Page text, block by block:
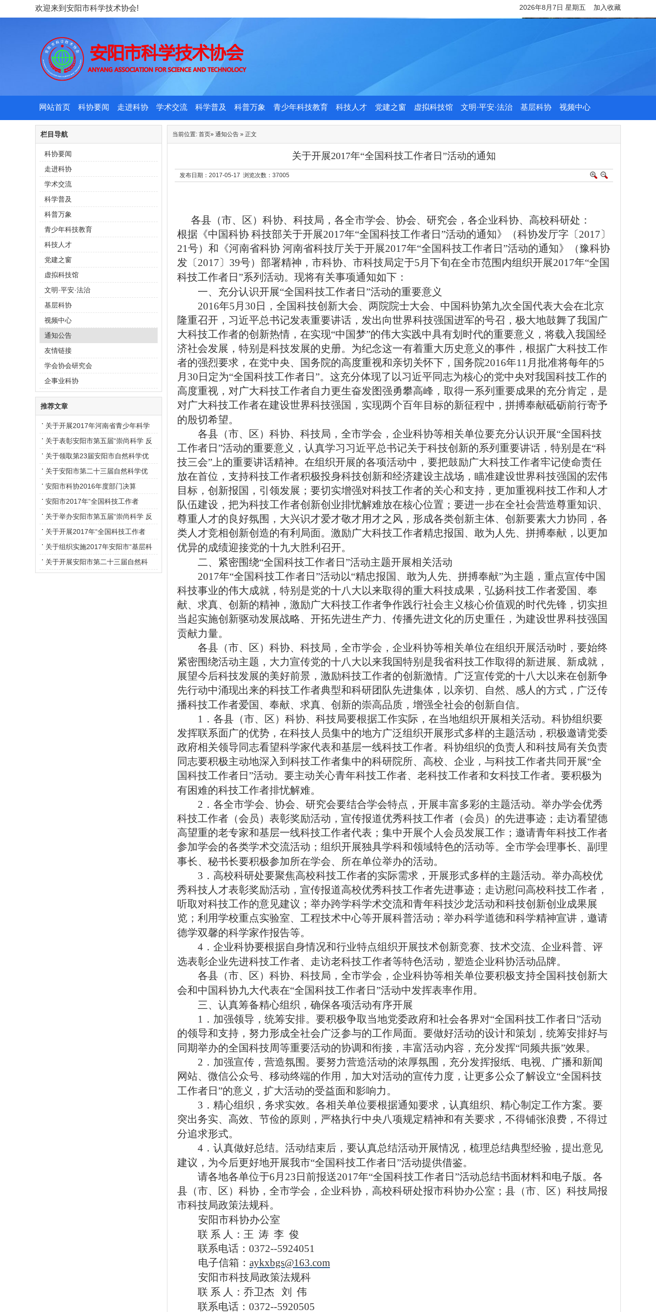
2026年8月7日 星期五 加入收藏
欢迎来到安阳市科学技术协会!
网站首页 科协要闻 走进科协 学术交流 科学普及 科普万象 青少年科技教育 科技人才 党建之窗 虚拟科技馆 文明·平安·法治 基层科协 视频中心
栏目导航
科协要闻
走进科协
学术交流
科学普及
科普万象
青少年科技教育
科技人才
党建之窗
虚拟科技馆
文明·平安·法治
基层科协
视频中心
通知公告
友情链接
学会协会研究会
企事业科协
推荐文章
关于开展2017年河南省青少年科学
素质知识竞赛的通知
关于表彰安阳市第五届“崇尚科学 反
对邪教 净化校园构建和谐”书画大赛
获奖单位和个人的 决 定
关于领取第23届安阳市自然科学优
秀学术论文获奖证书的通知
关于安阳市第二十三届自然科学优
秀学术论文评审结果的通知
安阳市科协2016年度部门决算
安阳市2017年“全国科技工作者
日”活动方案
关于举办安阳市第五届“崇尚科学 反
对邪教净化校园 构建和谐”书画作品
征集评选活动的通知
关于开展2017年“全国科技工作者
日”活动的通知
关于组织实施2017年安阳市“基层科
普行动计划”的通知
关于开展安阳市第二十三届自然科
当前位置: 首页» 通知公告 » 正文
关于开展2017年“全国科技工作者日”活动的通知
发布日期：2017-05-17 浏览次数： 37005
各县（市、区）科协、科技局，各全市学会、协会、研究会，各企业科协、高校科研处 ：
根据《中国科协 科技部关于开展2017年“全国科技工作者日”活动的通知》（科协发厅字〔2017〕
21号） 和 《河南省科协 河南省科技厅关于开展2017年“全国科技工作者日”活动的通知》（豫科协
发〔2017〕 39号）部署精神， 市科协、 市科技局定于5月下旬在全市范围内组织开展2017年“全国
科技工作者日”系列活动。现将有关事项通知如下：
一、充分认识开展“全国科技工作者日”活动的重要意义
2016年5月30日，全国科技创新大会、两院院士大会、中国科协第九次全国代表大会在北京
隆重召开，习近平总书记发表重要讲话，发出向世界科技强国进军的号召，极大地鼓舞了我国广
大科技工作者的创新热情，在实现“中国梦”的伟大实践中具有划时代的重要意义，将载入我国经
济社会发展，特别是科技发展的史册。为纪念这一有着重大历史意义的事件，根据广大科技工作
者的强烈要求，在党中央、国务院的高度重视和亲切关怀下，国务院2016年11月批准将每年的5
月30日定为“全国科技工作者日”。这充分体现了以习近平同志为核心的党中央对我国科技工作的
高度重视，对广大科技工作者自力更生奋发图强勇攀高峰，取得一系列重要成果的充分肯定，是
对广大科技工作者在建设世界科技强国，实现两个百年目标的新征程中，拼搏奉献砥砺前行寄予
的殷切希望。
各县（市、区）科协、科技局，全市学会，企业科协等相关单位要充分认识开展“全国科技
工作者日”活动的重要意义，认真学习习近平总书记关于科技创新的系列重要讲话，特别是在“科
技三会”上的重要讲话精神。在组织开展的各项活动中，要把鼓励广大科技工作者牢记使命责任
放在首位，支持科技工作者积极投身科技创新和经济建设主战场，瞄准建设世界科技强国的宏伟
目标，创新报国，引领发展；要切实增强对科技工作者的关心和支持，更加重视科技工作和人才
队伍建设，把为科技工作者创新创业排忧解难放在核心位置；要进一步在全社会营造尊重知识、
尊重人才的良好氛围，大兴识才爱才敬才用才之风，形成各类创新主体、创新要素大力协同，各
类人才竞相创新创造的有利局面。激励广大科技工作者精忠报国、敢为人先、拼搏奉献，以更加
优异的成绩迎接党的十九大胜利召开。
二、紧密围绕“全国科技工作者日”活动主题开展相关活动
2017年“全国科技工作者日”活动以“精忠报国、敢为人先、拼搏奉献”为主题，重点宣传中国
科技事业的伟大成就，特别是党的十八大以来取得的重大科技成果，弘扬科技工作者爱国、奉
献、求真、创新的精神，激励广大科技工作者争作践行社会主义核心价值观的时代先锋，切实担
当起实施创新驱动发展战略、开拓先进生产力、传播先进文化的历史重任，为建设世界科技强国
贡献力量。
各县（市、区）科协、科技局，全市学会，企业科协等相关单位在组织开展活动时，要始终
紧密围绕活动主题，大力宣传党的十八大以来我国特别是我省科技工作取得的新进展、新成就，
展望今后科技发展的美好前景，激励科技工作者的创新激情。广泛宣传党的十八大以来在创新争
先行动中涌现出来的科技工作者典型和科研团队先进集体，以亲切、自然、感人的方式，广泛传
播科技工作者爱国、奉献、求真、创新的崇高品质，增强全社会的创新自信。
1．各县（市、区）科协、科技局要根据工作实际，在当地组织开展相关活动。科协组织要
发挥联系面广的优势，在科技人员集中的地方广泛组织开展形式多样的主题活动，积极邀请党委
政府相关领导同志看望科学家代表和基层一线科技工作者。科协组织的负责人和科技局有关负责
同志要积极主动地深入到科技工作者集中的科研院所、高校、企业，与科技工作者共同开展“全
国科技工作者日”活动。要主动关心青年科技工作者、老科技工作者和女科技工作者。要积极为
有困难的科技工作者排忧解难。
2．各全市学会、协会、研究会要结合学会特点，开展丰富多彩的主题活动。举办学会优秀
科技工作者（会员）表彰奖励活动，宣传报道优秀科技工作者（会员）的先进事迹；走访看望德
高望重的老专家和基层一线科技工作者代表；集中开展个人会员发展工作；邀请青年科技工作者
参加学会的各类学术交流活动；组织开展独具学科和领域特色的活动等。全市学会理事长、副理
事长、秘书长要积极参加所在学会、所在单位举办的活动。
3． 高校科研处要聚焦高校科技工作者的实际需求，开展形式多样的主题活动。 举办高校优
秀科技人才表彰奖励活动，宣传报道高校优秀科技工作者先进事迹；走访慰问高校科技工作者，
听取对科技工作的意见建议；举办跨学科学术交流和青年科技沙龙活动和科技创新创业成果展
览；利用学校重点实验室、工程技术中心等开展科普活动；举办科学道德和科学精神宣讲，邀请
德学双馨的科学家作报告等。
4．企业科协要根据自身情况和行业特点组织开展技术创新竞赛、技术交流、企业科普、评
选表彰企业先进科技工作者、走访老科技工作者等特色活动，塑造企业科协活动品牌。
各县（市、区）科协、科技局，全市学会，企业科协等相关单位要积极支持全国科技创新大
会和中国科协九大代表在“全国科技工作者日”活动中发挥表率作用。
三、认真筹备精心组织，确保各项活动有序开展
1．加强领导，统筹安排。要积极争取当地党委政府和社会各界对“全国科技工作者日”活动
的领导和支持，努力形成全社会广泛参与的工作局面。要做好活动的设计和策划，统筹安排好与
同期举办的全国科技周等重要活动的协调和衔接，丰富活动内容，充分发挥“同频共振”效果。
2．加强宣传，营造氛围。要努力营造活动的浓厚氛围，充分发挥报纸、电视、广播和新闻
网站、微信公众号、移动终端的作用，加大对活动的宣传力度，让更多公众了解设立“全国科技
工作者日”的意义，扩大活动的受益面和影响力。
3．精心组织，务求实效。各相关单位要根据通知要求，认真组织、精心制定工作方案。要
突出务实、高效、节俭的原则，严格执行中央八项规定精神和有关要求，不得铺张浪费，不得过
分追求形式。
4．认真做好总结。活动结束后，要认真总结活动开展情况，梳理总结典型经验，提出意见
建议，为今后更好地开展我市“全国科技工作者日”活动提供借鉴。
请各地各单位于6 月 23 日前报送2017年“全国科技工作者日”活动总结书面材料和电子版。各
县（市、区）科协，全市学会，企业科协 ，高校科研处报市科协办公室 ；县（市、区）科技局报
市科技局政策法规科。
安阳市科协办公室
联 系 人： 王 涛 李 俊
联系电话： 0372--5924051
电子信箱： aykxbgs@163.com
安阳市科技局政策法规科
联 系 人： 乔卫杰 刘 伟
联系电话： 0372--5920505